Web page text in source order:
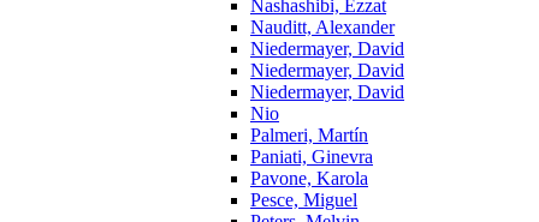
Nashashibi, Ezzat
Nauditt, Alexander
Niedermayer, David
Niedermayer, David
Niedermayer, David
Nio
Palmeri, Martín
Paniati, Ginevra
Pavone, Karola
Pesce, Miguel